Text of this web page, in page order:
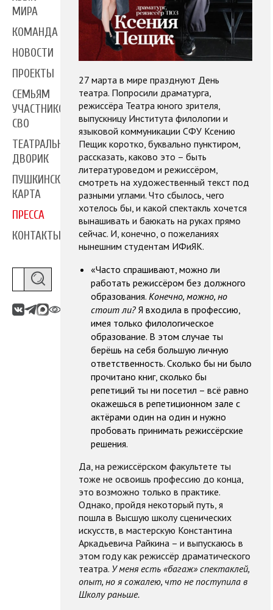
МИРА
КОМАНДА
НОВОСТИ
ПРОЕКТЫ
СЕМЬЯМ
УЧАСТНИКОВ
СВО
ТЕАТРАЛЬНЫЙ
ДВОРИК
ПУШКИНСКАЯ
КАРТА
ПРЕССА
КОНТАКТЫ
27 марта в мире празднуют День
театра. Попросили драматурга,
режиссёра Театра юного зрителя,
выпускницу Института филологии и
языковой коммуникации СФУ Ксению
Пещик коротко, буквально пунктиром,
рассказать, каково это – быть
литературоведом и режиссёром,
смотреть на художественный текст под
разными углами. Что сбылось, чего
хотелось бы, и какой спектакль хочется
вынашивать и баюкать на руках прямо
сейчас. И, конечно, о пожеланиях
нынешним студентам ИФиЯК.
«Часто спрашивают, можно ли
работать режиссёром без должного
образования. Конечно, можно, но
стоит ли?Я входила в профессию,
имея только филологическое
образование. В этом случае ты
берёшь на себя большую личную
ответственность. Сколько бы ни было
прочитано книг, сколько бы
репетиций ты ни посетил – всё равно
окажешься в репетиционном зале с
актёрами один на один и нужно
пробовать принимать режиссёрские
решения.
Да, на режиссёрском факультете ты
тоже не освоишь профессию до конца,
это возможно только в практике.
Однако, пройдя некоторый путь, я
пошла в Высшую школу сценических
искусств, в мастерскую Константина
Аркадьевича Райкина – и выпускаюсь в
этом году как режиссёр драматического
театра. У меня есть «багаж» спектаклей,
опыт, но я сожалею, что не поступила в
Школу раньше.